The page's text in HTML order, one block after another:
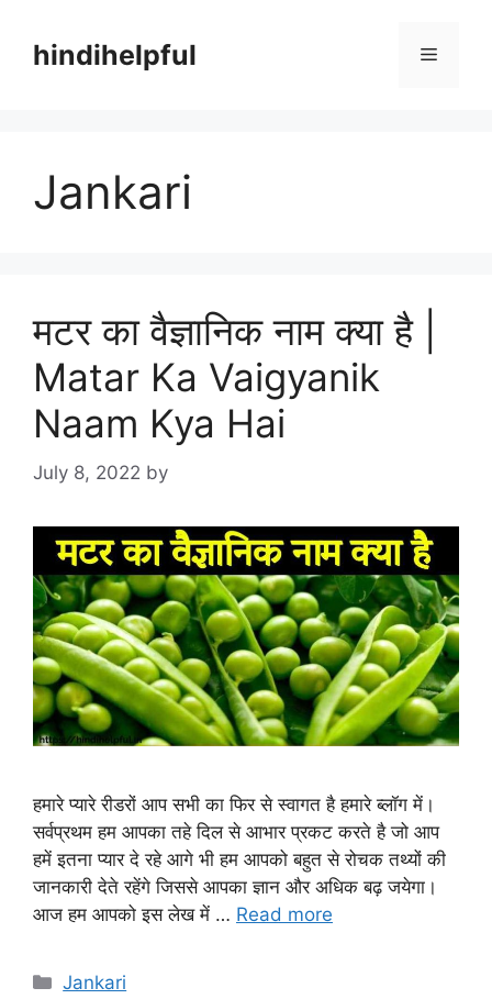
contenthindihelpful Menu
Jankari
मटर का वैज्ञानिक नाम क्या है |
Matar Ka Vaigyanik
Naam Kya Hai
July 8, 2022 by
हमारे प्यारे रीडरों आप सभी का फिर से स्वागत है हमारे ब्लॉग में।
सर्वप्रथम हम आपका तहे दिल से आभार प्रकट करते है जो आप
हमें इतना प्यार दे रहे आगे भी हम आपको बहुत से रोचक तथ्यों की
जानकारी देते रहेंगे जिससे आपका ज्ञान और अधिक बढ़ जयेगा।
आज हम आपको इस लेख में … Read more
Categories
Jankari